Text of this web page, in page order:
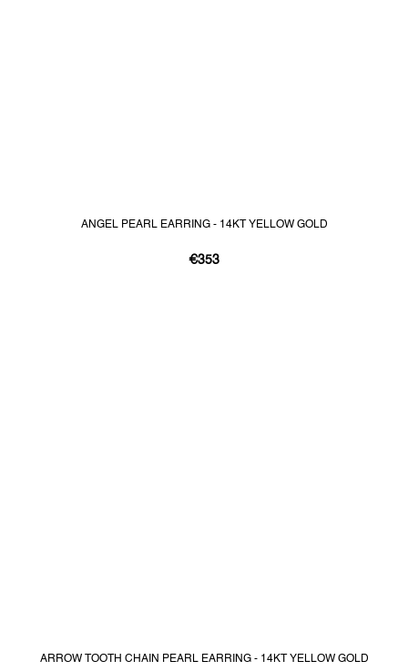
ANGEL PEARL EARRING - 14KT YELLOW GOLD
€353
ARROW TOOTH CHAIN PEARL EARRING - 14KT YELLOW GOLD